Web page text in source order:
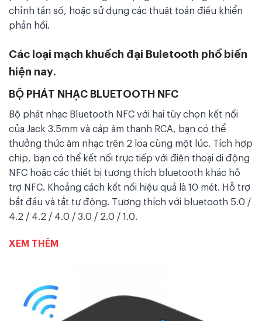
chỉnh tần số, hoặc sử dụng các thuật toán điều khiển
phản hồi.
Các loại mạch khuếch đại Buletooth phổ biến
hiện nay.
BỘ PHÁT NHẠC BLUETOOTH NFC
Bộ phát nhạc Bluetooth NFC với hai tùy chọn kết nối
của Jack 3.5mm và cáp âm thanh RCA, bạn có thể
thưởng thức âm nhạc trên 2 loa cùng một lúc. Tích hợp
chip, bạn có thể kết nối trực tiếp với điện thoại di động
NFC hoặc các thiết bị tương thích bluetooth khác hỗ
trợ NFC. Khoảng cách kết nối hiệu quả là 10 mét. Hỗ trợ
bắt đầu và tắt tự động. Tương thích với bluetooth 5.0 /
4.2 / 4.2 / 4.0 / 3.0 / 2.0 / 1.0.
XEM THÊM